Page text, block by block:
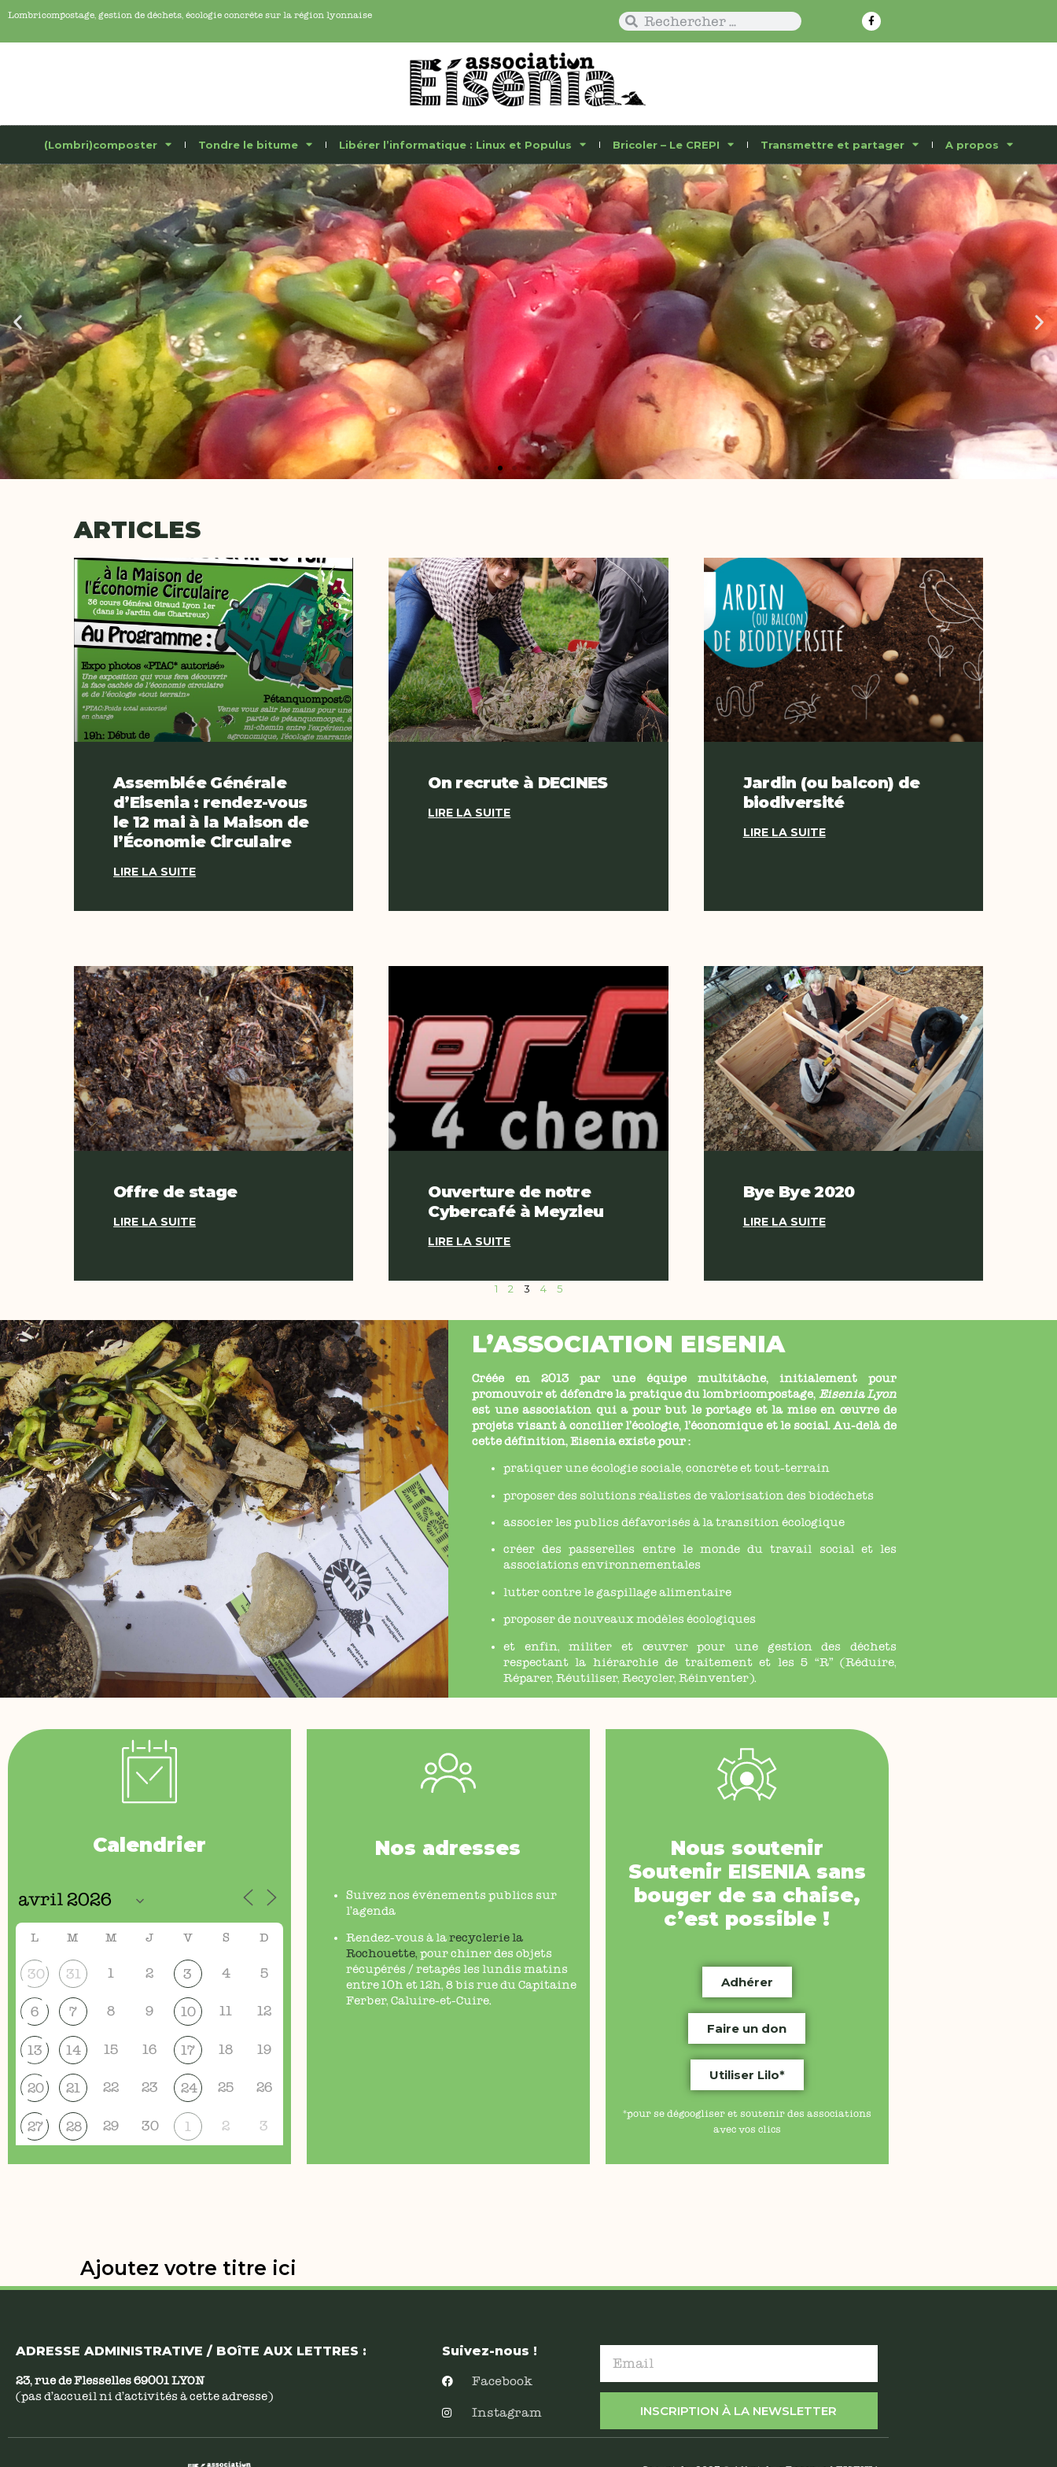
Lombricompostage, gestion de déchets, écologie concrête sur la région lyonnaise
(Lombri)composter Tondre le bitume Libérer l’informatique : Linux et Populus Bricoler – Le CREPI Transmettre et partager A propos
ARTICLES
Assemblée Générale
d’Eisenia : rendez-vous
le 12 mai à la Maison de
l’Économie Circulaire
LIRE LA SUITE
On recrute à DECINES
LIRE LA SUITE
Jardin (ou balcon) de
biodiversité
LIRE LA SUITE
Offre de stage
LIRE LA SUITE
Ouverture de notre
Cybercafé à Meyzieu
LIRE LA SUITE
Bye Bye 2020
LIRE LA SUITE
1 2 3 4 5
L’ASSOCIATION EISENIA
Créée en 2013 par une équipe multitâche, initialement pour
promouvoir et défendre la pratique du lombricompostage, Eisenia Lyon
est une association qui a pour but le portage et la mise en œuvre de
projets visant à concilier l’écologie, l’économique et le social. Au-delà de
cette définition, Eisenia existe pour :
pratiquer une écologie sociale, concrète et tout-terrain
proposer des solutions réalistes de valorisation des biodéchets
associer les publics défavorisés à la transition écologique
créer des passerelles entre le monde du travail social et les
associations environnementales
lutter contre le gaspillage alimentaire
proposer de nouveaux modèles écologiques
et enfin, militer et œuvrer pour une gestion des déchets
respectant la hiérarchie de traitement et les 5 “R” (Réduire,
Réparer, Réutiliser, Recycler, Réinventer).
Calendrier
L M M J V S D
30 31 1 2 3 4 5
6 7 8 9 10 11 12
13 14 15 16 17 18 19
20 21 22 23 24 25 26
27 28 29 30 1 2 3
Nos adresses
Suivez nos événements publics sur
l’agenda
Rendez-vous à larecyclerie la
Rochouette, pour chiner des objets
récupérés / retapés les lundis matins
entre 10h et 12h, 8 bis rue du Capitaine
Ferber, Caluire-et-Cuire.
Nous soutenir
Soutenir EISENIAsans
bouger de sa chaise,
c’est possible !
Adhérer
Faire un don
Utiliser Lilo*
*pour se dégoogliser et soutenir des associations
avec vos clics
Ajoutez votre titre ici
ADRESSE ADMINISTRATIVE / BOîTE AUX LETTRES :
23, rue de Flesselles 69001 LYON
(pas d’accueil ni d’activités à cette adresse)
Suivez-nous !
Facebook
Instagram INSCRIPTION À LA NEWSLETTER